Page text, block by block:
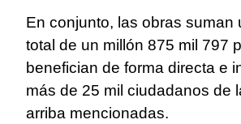
En conjunto, las obras suman
total de un millón 875 mil 797
benefician de forma directa e
más de 25 mil ciudadanos de
arriba mencionadas.